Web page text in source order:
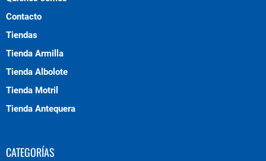
Contacto
Tiendas
Tienda Armilla
Tienda Albolote
Tienda Motril
Tienda Antequera
CATEGORÍAS